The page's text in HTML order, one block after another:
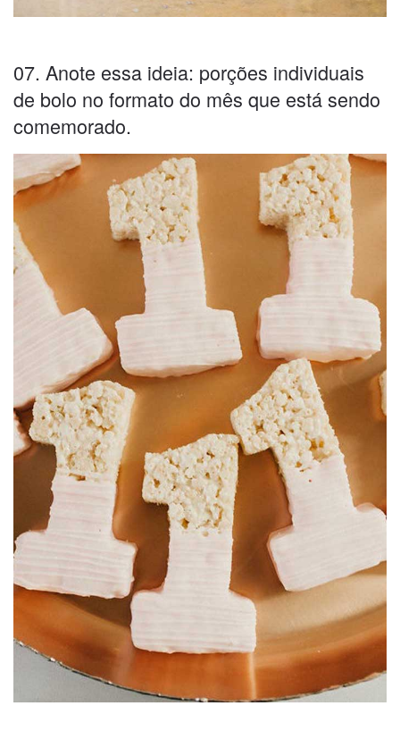
07. Anote essa ideia: porções individuais
de bolo no formato do mês que está sendo
comemorado.